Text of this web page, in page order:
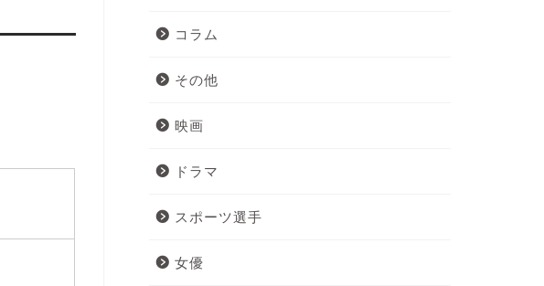
コラム
その他
映画
ドラマ
スポーツ選手
女優